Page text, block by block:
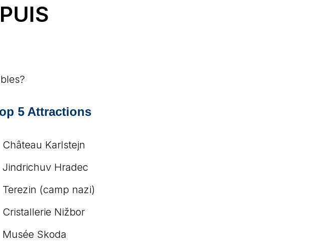
5 Attractions
Château Karlstejn
Jindrichuv Hradec
Terezin (camp nazi)
Cristallerie Nižbor
Musée Skoda